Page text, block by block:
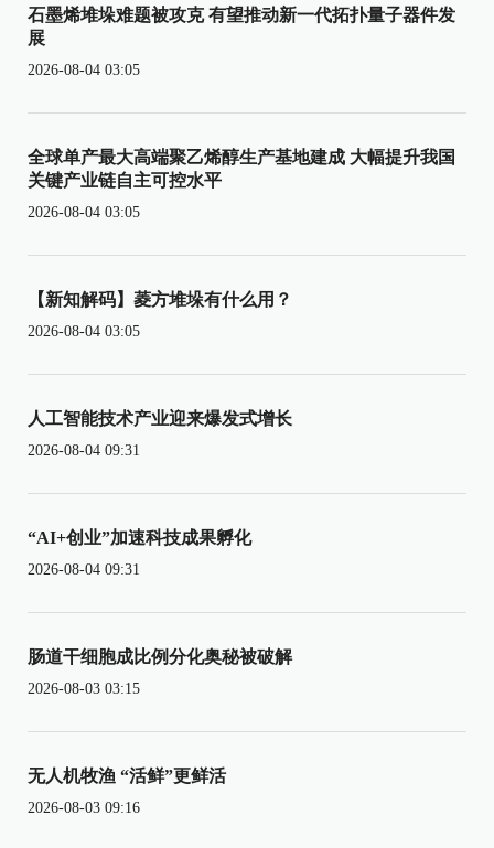
石墨烯堆垛难题被攻克 有望推动新一代拓扑量子器件发
展
2026-08-04 03:05
全球单产最大高端聚乙烯醇生产基地建成 大幅提升我国
关键产业链自主可控水平
2026-08-04 03:05
【新知解码】菱方堆垛有什么用？
2026-08-04 03:05
人工智能技术产业迎来爆发式增长
2026-08-04 09:31
“AI+创业”加速科技成果孵化
2026-08-04 09:31
肠道干细胞成比例分化奥秘被破解
2026-08-03 03:15
无人机牧渔 “活鲜”更鲜活
2026-08-03 09:16